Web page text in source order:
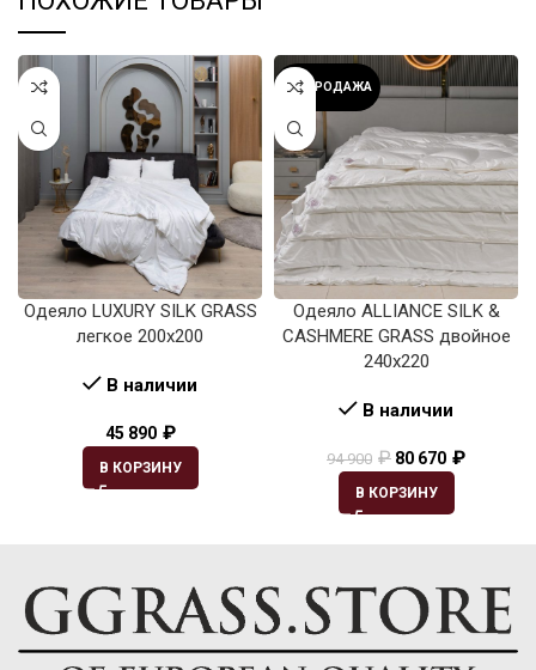
Одеяло LUXURY SILK GRASS
легкое 200х200
В наличии
45 890 ₽
В КОРЗИНУ
РАСПРОДАЖА
Одеяло ALLIANCE SILK &
CASHMERE GRASS двойное
240х220
В наличии
94 900 ₽ 80 670 ₽
В КОРЗИНУ